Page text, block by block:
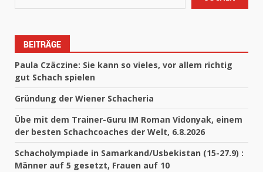
BEITRÄGE
Paula Czäczine: Sie kann so vieles, vor allem richtig
gut Schach spielen
Gründung der Wiener Schacheria
Übe mit dem Trainer-Guru IM Roman Vidonyak, einem
der besten Schachcoaches der Welt, 6.8.2026
Schacholympiade in Samarkand/Usbekistan (15-27.9) :
Männer auf 5 gesetzt, Frauen auf 10